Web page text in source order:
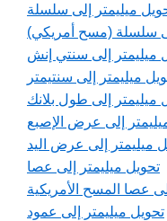
ميليمتر إلى سلسلة
سلسلة (مسح أمريكي)
ميليمتر إلى سنتي إنش
ميليمتر إلى سنتيمتر
ميليمتر إلى طول بلانك
إلى عرض الإصبع
ميليمتر إلى عرض اليد
تحويل ميليمتر إلى عصا
عصا المسح الأمريكية
تحويل ميليمتر إلى عمود